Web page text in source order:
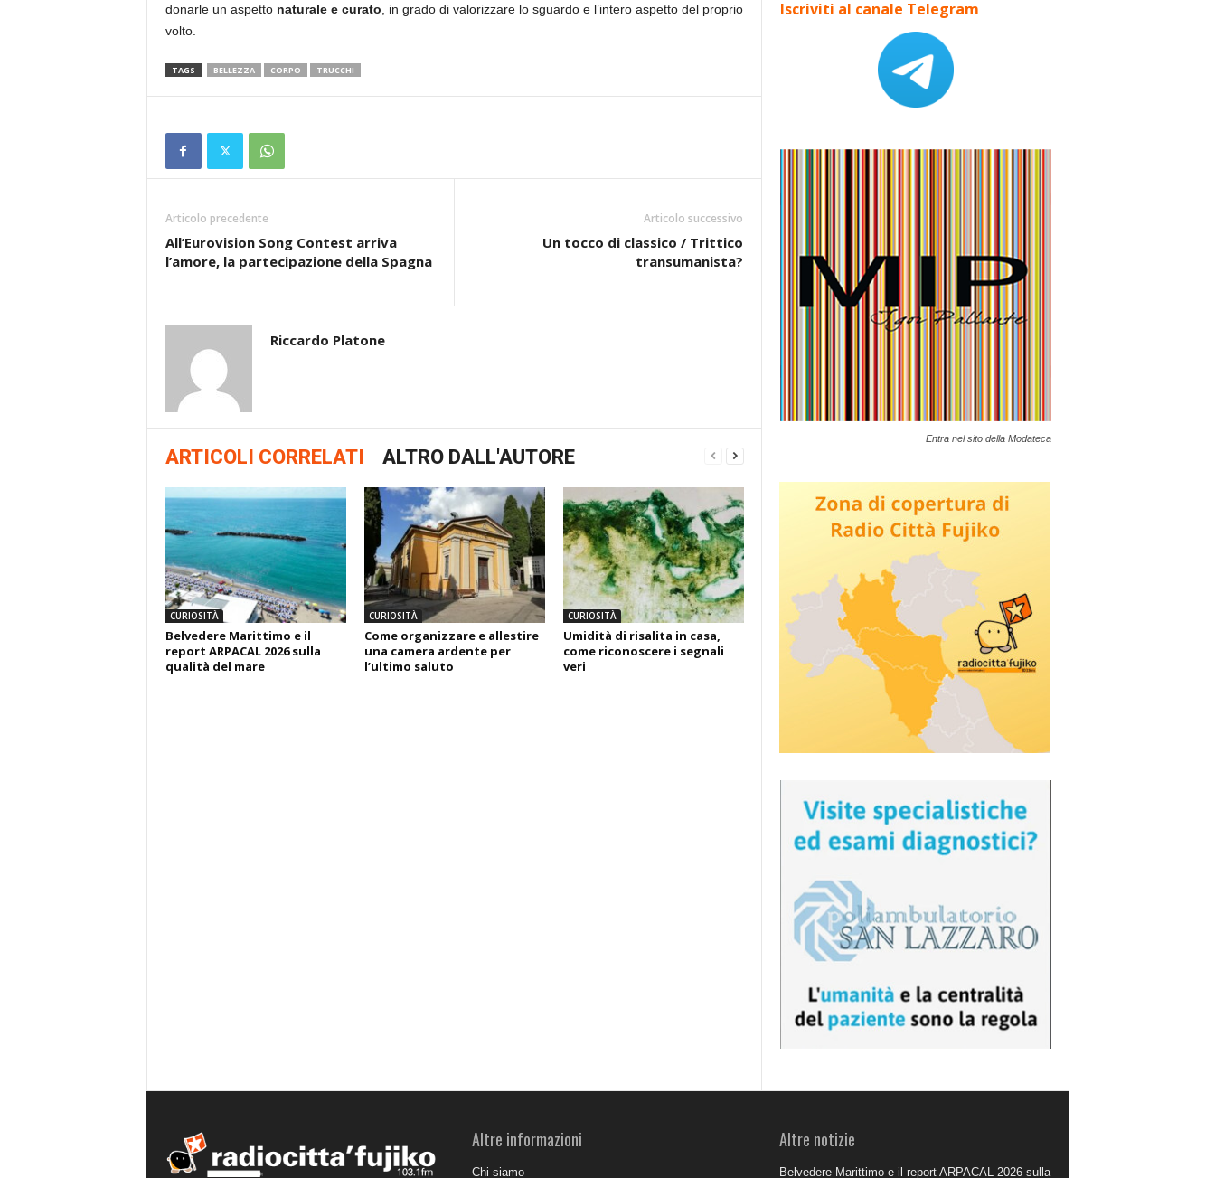
donarle un aspetto naturale e curato , in grado di valorizzare lo sguardo e l’intero aspetto del proprio
volto.
TAGS BELLEZZA CORPO TRUCCHI
Articolo precedente
All’Eurovision Song Contest arriva
l’amore, la partecipazione della Spagna
Articolo successivo
Un tocco di classico / Trittico
transumanista?
Riccardo Platone
ARTICOLI CORRELATI ALTRO DALL'AUTORE
CURIOSITÀ
Belvedere Marittimo e il
report ARPACAL 2026 sulla
qualità del mare
CURIOSITÀ
Come organizzare e allestire
una camera ardente per
l’ultimo saluto
CURIOSITÀ
Umidità di risalita in casa,
come riconoscere i segnali
veri
Iscriviti al canale Telegram
Entra nel sito della Modateca
Altre informazioni
Chi siamo
Altre notizie
Belvedere Marittimo e il report ARPACAL 2026 sulla